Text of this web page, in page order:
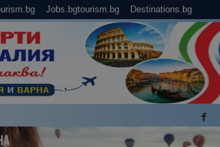
Jobs.bgtourism.bg Destinations.bg